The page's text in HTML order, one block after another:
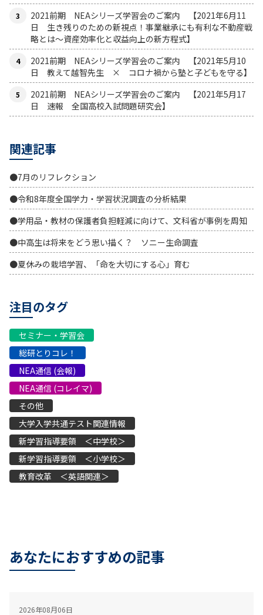
2021前期 NEAシリーズ学習会のご案内 【2021年6月11
日 生き残りのための新視点！事業継承にも有利な不動産戦
略とは〜資産効率化と収益向上の新方程式】
2021前期 NEAシリーズ学習会のご案内 【2021年5月10
日 教えて越智先生 × コロナ禍から塾と子どもを守る】
2021前期 NEAシリーズ学習会のご案内 【2021年5月17
日 速報 全国高校入試問題研究会】
関連記事
●7月のリフレクション
●令和8年度全国学力・学習状況調査の分析結果
●学用品・教材の保護者負担軽減に向けて、文科省が事例を周知
●中高生は将来をどう思い描く？ ソニー生命調査
●夏休みの栽培学習、「命を大切にする心」育む
注目のタグ
セミナー・学習会
総研とりコレ！
NEA通信 (会報)
NEA通信 (コレイマ)
その他
大学入学共通テスト関連情報
新学習指導要領 ＜中学校＞
新学習指導要領 ＜小学校＞
教育改革 ＜英語関連＞
あなたにおすすめの記事
2026年08月06日